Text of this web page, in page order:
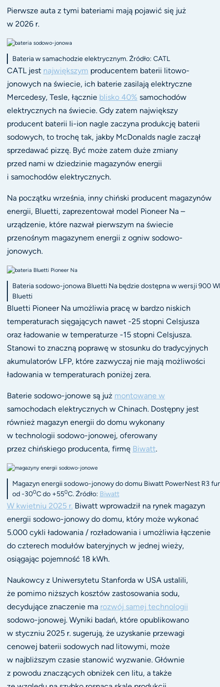
Pierwsze auta z tymi bateriami mają pojawić się już
w 2026 r.
Bateria w samachodzie elektrycznym. Źródło: CATL
CATL jest największym producentem baterii litowo-
jonowych na świecie, ich baterie zasilają elektryczne
Mercedesy, Tesle, łącznie blisko 40% samochodów
elektrycznych na świecie. Gdy zatem największy
producent baterii li-ion nagle zaczyna produkcję baterii
sodowych, to trochę tak, jakby McDonalds nagle zaczął
sprzedawać pizzę. Być może zatem duże zmiany
przed nami w dziedzinie magazynów energii
i samochodów elektrycznych.
Na początku września, inny chiński producent magazynów
energii, Bluetti, zaprezentował model Pioneer Na –
urządzenie, które nazwał pierwszym na świecie
przenośnym magazynem energii z ogniw sodowo-
jonowych.
Bateria sodowo-jonowa Bluetti Na będzie dostępna w wersji 900
Bluetti
Bluetti Pioneer Na umożliwia pracę w bardzo niskich
temperaturach sięgających nawet -25 stopni Celsjusza
oraz ładowanie w temperaturze -15 stopni Celsjusza.
Stanowi to znaczną poprawę w stosunku do tradycyjnych
akumulatorów LFP, które zazwyczaj nie mają możliwości
ładowania w temperaturach poniżej zera.
Baterie sodowo-jonowe są już montowane w
samochodach elektrycznych w Chinach. Dostępny jest
również magazyn energii do domu wykonany
w technologii sodowo-jonowej, oferowany
przez chińskiego producenta, firmę Biwatt.
Magazyn energii sodowo-jonowy do domu Biwatt PowerNest R3
od -300C do +550C. Źródło: Biwatt
W kwietniu 2025 r.Biwatt wprowadził na rynek magazyn
energii sodowo-jonowy do domu, który może wykonać
5.000 cykli ładowania / rozładowania i umożliwia łączenie
do czterech modułów bateryjnych w jednej wieży,
osiągając pojemność 18 kWh.
Naukowcy z Uniwersytetu Stanforda w USA ustalili,
że pomimo niższych kosztów zastosowania sodu,
decydujące znaczenie ma rozwój samej technologii
sodowo-jonowej. Wyniki badań, które opublikowano
w styczniu 2025 r. sugerują, że uzyskanie przewagi
cenowej baterii sodowych nad litowymi, może
w najbliższym czasie stanowić wyzwanie. Głównie
z powodu znaczących obniżek cen litu, a także